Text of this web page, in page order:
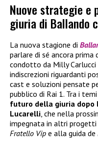
Nuove strategie e
giuria di Ballando
La nuova stagione di
parlare di sé ancora
condotto da Milly
indiscrezioni riguardanti
cast e soluzioni pensate
pubblico di Rai 1. Tra i
futuro della giuria dopo
Lucarelli, che nella
impegnata in altri
Fratello Vip e alla guida de